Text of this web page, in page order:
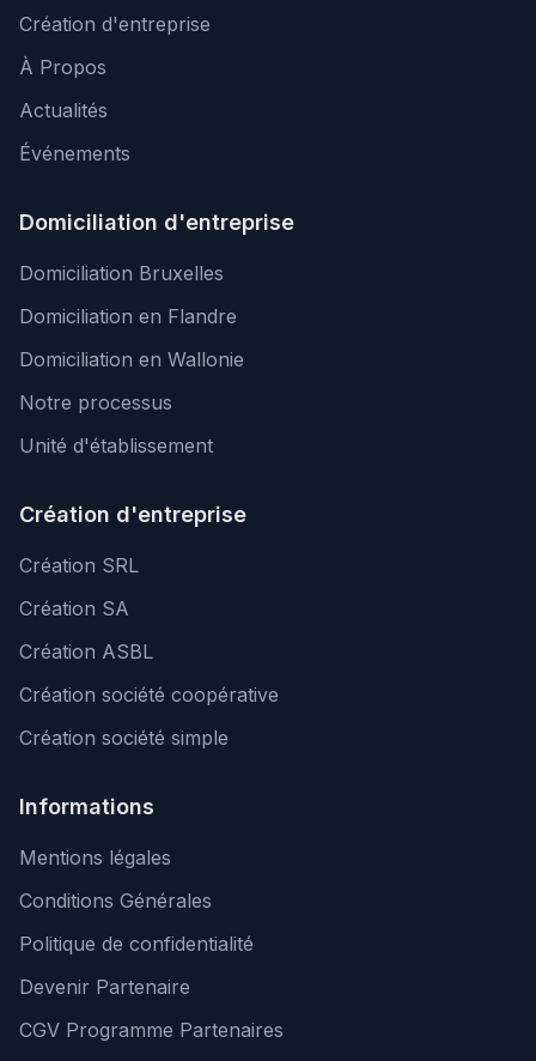
Création d'entreprise
À Propos
Actualités
Événements
Domiciliation d'entreprise
Domiciliation Bruxelles
Domiciliation en Flandre
Domiciliation en Wallonie
Notre processus
Unité d'établissement
Création d'entreprise
Création SRL
Création SA
Création ASBL
Création société coopérative
Création société simple
Informations
Mentions légales
Conditions Générales
Politique de confidentialité
Devenir Partenaire
CGV Programme Partenaires